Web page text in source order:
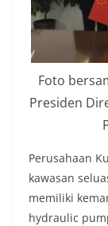
Foto
Presiden
Perusahaan
kawasan
memiliki
hydraulic